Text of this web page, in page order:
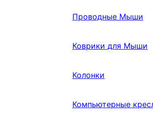
Проводные Мыши
Коврики для Мыши
Колонки
Компьютерные